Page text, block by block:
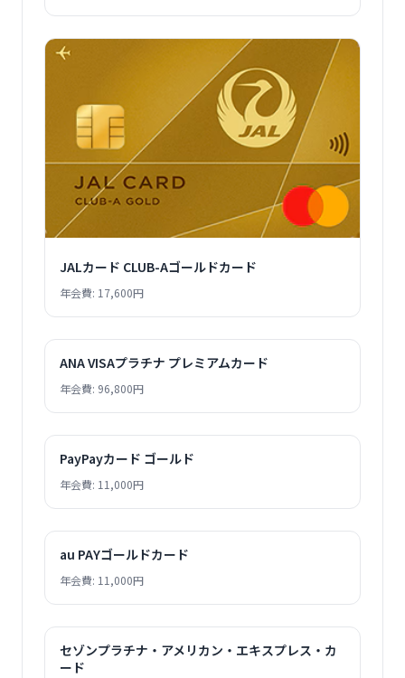
JALカード CLUB-Aゴールドカード
年会費: 17,600円
ANA VISAプラチナ プレミアムカード
年会費: 96,800円
PayPayカード ゴールド
年会費: 11,000円
au PAYゴールドカード
年会費: 11,000円
セゾンプラチナ・アメリカン・エキスプレス・カ
ード